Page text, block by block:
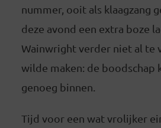
nummer, ooit als klaagzang
deze avond een extra boze
Wainwright verder niet al te
wilde maken: de boodschap
genoeg binnen.
Tijd voor een wat vrolijker